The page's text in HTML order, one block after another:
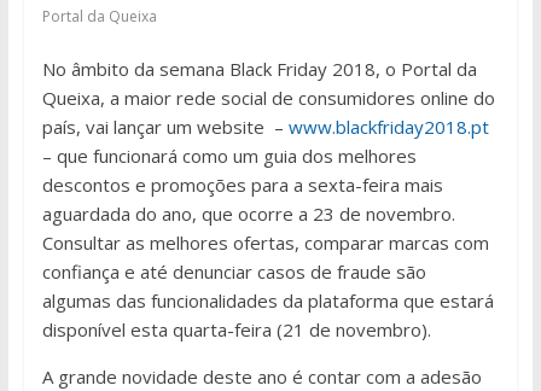
Portal da Queixa
No âmbito da semana Black Friday 2018, o Portal da
Queixa, a maior rede social de consumidores online do
país, vai lançar um website – www.blackfriday2018.pt
– que funcionará como um guia dos melhores
descontos e promoções para a sexta-feira mais
aguardada do ano, que ocorre a 23 de novembro.
Consultar as melhores ofertas, comparar marcas com
confiança e até denunciar casos de fraude são
algumas das funcionalidades da plataforma que estará
disponível esta quarta-feira (21 de novembro).
A grande novidade deste ano é contar com a adesão